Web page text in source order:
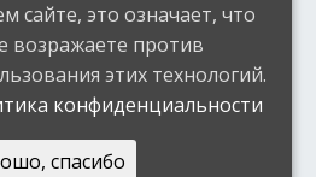
сайте, это означает, что
возражаете против
этих технологий.
конфиденциальности
спасибо